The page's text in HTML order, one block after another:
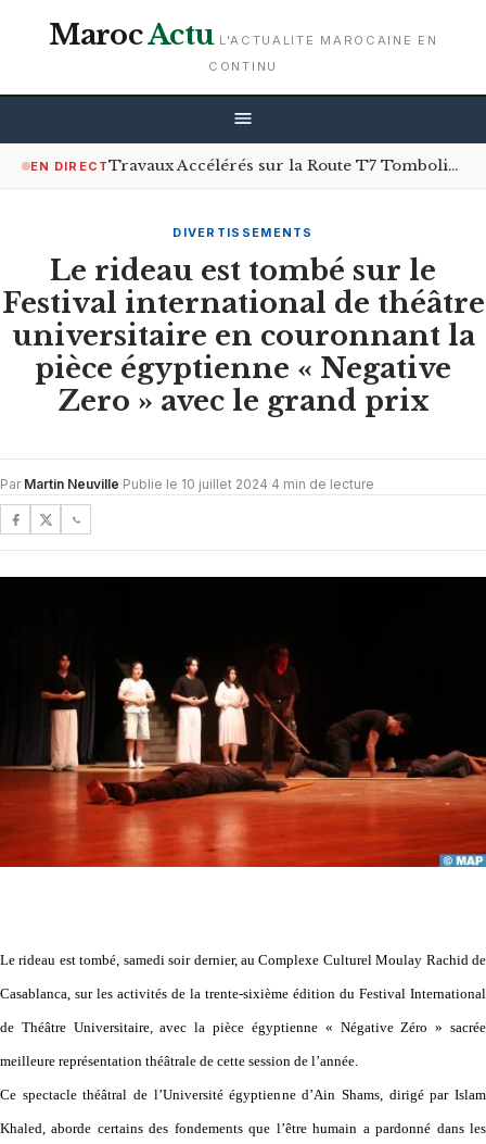
MarocActu L'ACTUALITE MAROCAINE EN
CONTINU
EN DIRECT Travaux Accélérés sur la Route T7 Tombolia à Conakry : Un Soulagement Après des Années de Galère
DIVERTISSEMENTS
Le rideau est tombé sur le
Festival international de théâtre
universitaire en couronnant la
pièce égyptienne « Negative
Zero » avec le grand prix
Par Martin Neuville·Publie le 10 juillet 2024·4 min de lecture
Le rideau est tombé, samedi soir dernier, au Complexe Culturel Moulay Rachid de
Casablanca, sur les activités de la trente-sixième édition du Festival International
de Théâtre Universitaire, avec la pièce égyptienne « Négative Zéro » sacrée
meilleure représentation théâtrale de cette session de l’année.
Ce spectacle théâtral de l’Université égyptienne d’Ain Shams, dirigé par Islam
Khaled, aborde certains des fondements que l’être humain a pardonné dans les